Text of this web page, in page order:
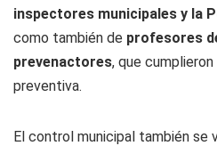
inspectores municipales y la
como también de profesores
prevenactores, que
preventiva.
El control municipal también se